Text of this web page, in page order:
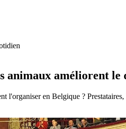
animaux améliorent le
l'organiser en Belgique ?